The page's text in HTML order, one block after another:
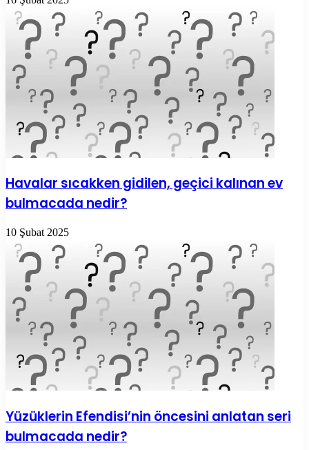
Havalar sıcakken gidilen, geçici kalınan ev
bulmacada nedir?
10 Şubat 2025
Yüzüklerin Efendisi’nin öncesini anlatan seri
bulmacada nedir?